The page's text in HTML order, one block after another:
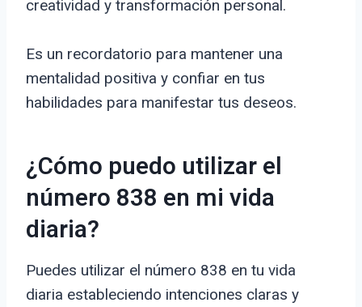
creatividad y transformación personal.
Es un recordatorio para mantener una
mentalidad positiva y confiar en tus
habilidades para manifestar tus deseos.
¿Cómo puedo utilizar el
número 838 en mi vida
diaria?
Puedes utilizar el número 838 en tu vida
diaria estableciendo intenciones claras y